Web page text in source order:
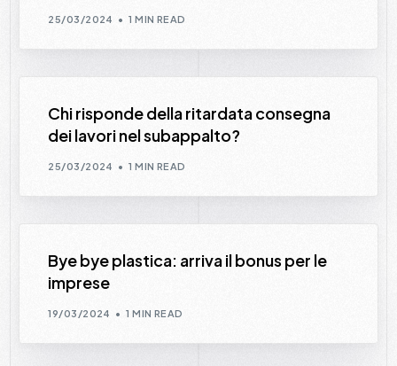
25/03/2024 1 MIN READ
Chi risponde della ritardata consegna
dei lavori nel subappalto?
25/03/2024 1 MIN READ
Bye bye plastica: arriva il bonus per le
imprese
19/03/2024 1 MIN READ